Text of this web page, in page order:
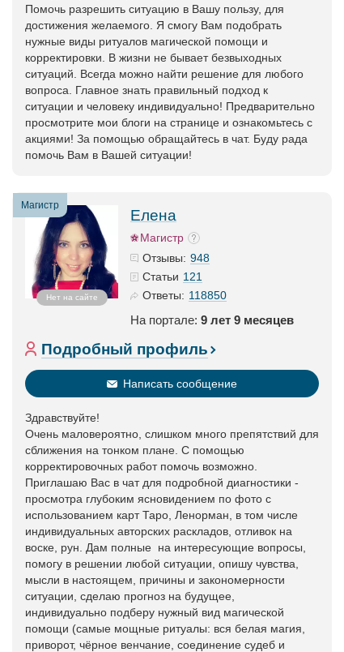
Помочь разрешить ситуацию в Вашу пользу, для
достижения желаемого. Я смогу Вам подобрать
нужные виды ритуалов магической помощи и
корректировки. В жизни не бывает безвыходных
ситуаций. Всегда можно найти решение для любого
вопроса. Главное знать правильный подход к
ситуации и человеку индивидуально! Предварительно
просмотрите мои блоги на странице и ознакомьтесь с
акциями! За помощью обращайтесь в чат. Буду рада
помочь Вам в Вашей ситуации!
Магистр
Нет на сайте
Елена
Магистр
Отзывы: 948
Статьи 121
Ответы: 118850
На портале: 9 лет 9 месяцев
Подробный профиль
Написать сообщение
Здравствуйте!
Очень маловероятно, слишком много препятствий для
сближения на тонком плане. С помощью
корректировочных работ помочь возможно.
Приглашаю Вас в чат для подробной диагностики -
просмотра глубоким ясновидением по фото с
использованием карт Таро, Ленорман, в том числе
индивидуальных авторских раскладов, отливок на
воске, рун. Дам полные на интересующие вопросы,
помогу в решении любой ситуации, опишу чувства,
мысли в настоящем, причины и закономерности
ситуации, сделаю прогноз на будущее,
индивидуально подберу нужный вид магической
помощи (самые мощные ритуалы: вся белая магия,
приворот, чёрное венчание, соединение судеб и